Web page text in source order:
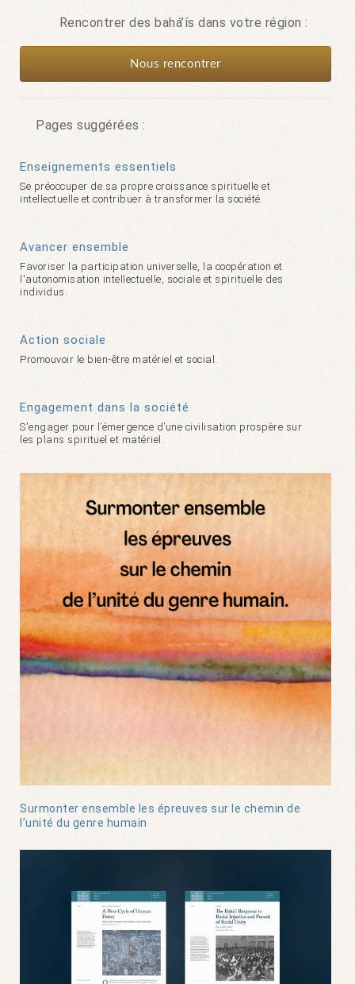
Rencontrer des bahá’ís dans votre région :
Nous rencontrer
Pages suggérées :
Enseignements essentiels
Se préoccuper de sa propre croissance spirituelle et
intellectuelle et contribuer à transformer la société.
Avancer ensemble
Favoriser la participation universelle, la coopération et
l'autonomisation intellectuelle, sociale et spirituelle des
individus.
Action sociale
Promouvoir le bien-être matériel et social.
Engagement dans la société
S'engager pour l’émergence d’une civilisation prospère sur
les plans spirituel et matériel.
Surmonter ensemble les épreuves sur le chemin de
l’unité du genre humain